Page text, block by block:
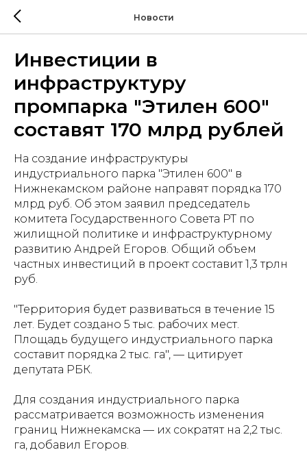
Новости
Инвестиции в
инфраструктуру
промпарка "Этилен 600"
составят 170 млрд рублей
На создание инфраструктуры
индустриального парка "Этилен 600" в
Нижнекамском районе направят порядка 170
млрд руб. Об этом заявил председатель
комитета Государственного Совета РТ по
жилищной политике и инфраструктурному
развитию Андрей Егоров. Общий объем
частных инвестиций в проект составит 1,3 трлн
руб.
"Территория будет развиваться в течение 15
лет. Будет создано 5 тыс. рабочих мест.
Площадь будущего индустриального парка
составит порядка 2 тыс. га", — цитирует
депутата РБК.
Для создания индустриального парка
рассматривается возможность изменения
границ Нижнекамска — их сократят на 2,2 тыс.
га, добавил Егоров.